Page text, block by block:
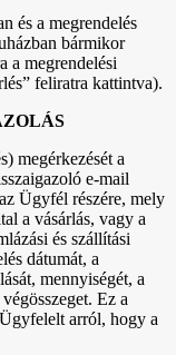
és a megrendelés
bármikor
a megrendelési
feliratra kattintva).
megérkezését a
e-mail
Ügyfél részére, mely
a vásárlás, vagy a
és szállítási
dátumát, a
mennyiségét, a
Ez a
arról, hogy a